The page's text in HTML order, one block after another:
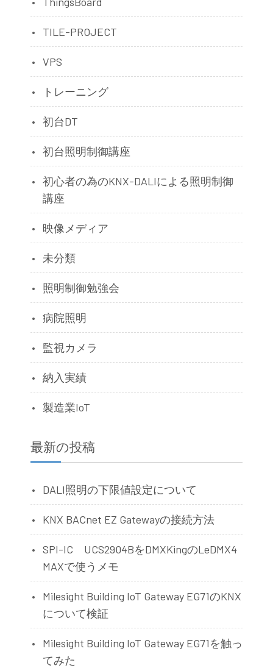
TILE-PROJECT
VPS
トレーニング
初台DT
初台照明制御講座
初心者の為のKNX-DALIによる照明制御
講座
映像メディア
未分類
照明制御勉強会
病院照明
監視カメラ
納入実績
製造業IoT
最新の投稿
DALI照明の下限値設定について
KNX BACnet EZ Gatewayの接続方法
SPI-IC UCS2904BをDMXKingのLeDMX4
MAXで使うメモ
Milesight Building IoT Gateway EG71のKNX
について検証
Milesight Building IoT Gateway EG71を触っ
てみた